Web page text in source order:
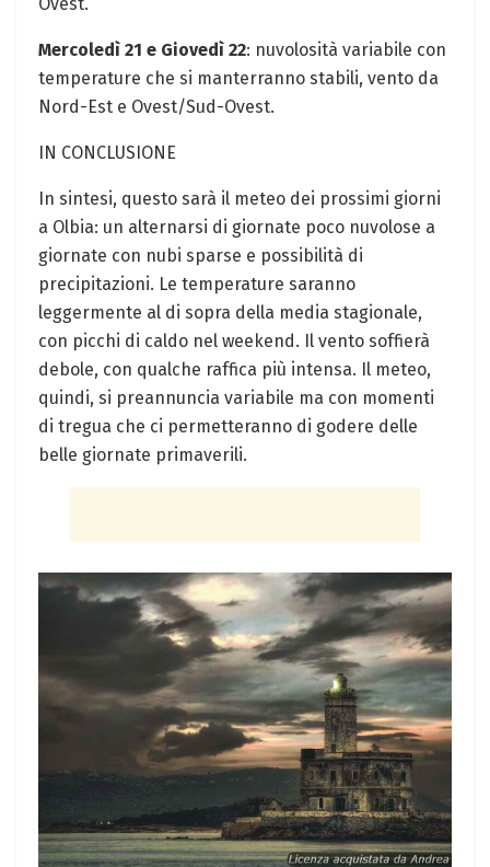
Mercoledì 21 e Giovedì 22: nuvolosità variabile con
temperature che si manterranno stabili, vento da
Nord-Est e Ovest/Sud-Ovest.
IN CONCLUSIONE
In sintesi, questo sarà il meteo dei prossimi giorni
a Olbia: un alternarsi di giornate poco nuvolose a
giornate con nubi sparse e possibilità di
precipitazioni. Le temperature saranno
leggermente al di sopra della media stagionale,
con picchi di caldo nel weekend. Il vento soffierà
debole, con qualche raffica più intensa. Il meteo,
quindi, si preannuncia variabile ma con momenti
di tregua che ci permetteranno di godere delle
belle giornate primaverili.